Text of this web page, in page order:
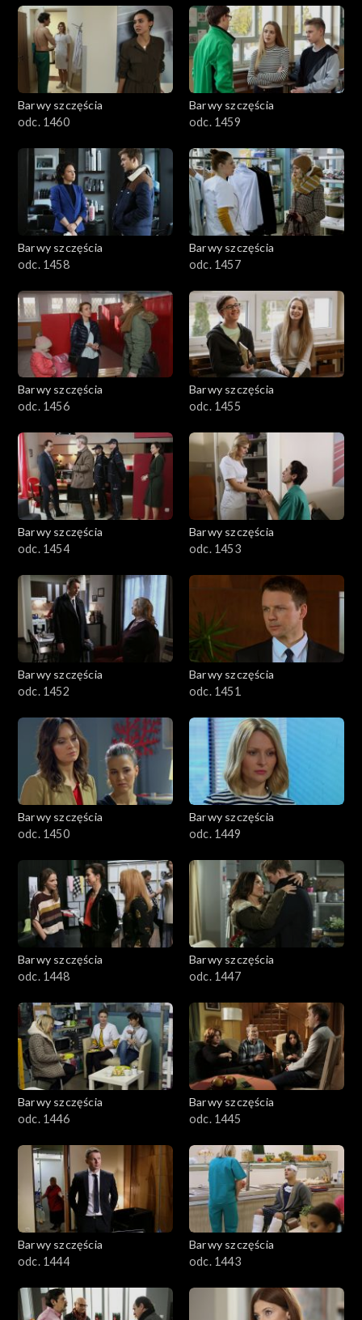
Barwy szczęścia
odc. 1460
Barwy szczęścia
odc. 1459
Barwy szczęścia
odc. 1458
Barwy szczęścia
odc. 1457
Barwy szczęścia
odc. 1456
Barwy szczęścia
odc. 1455
Barwy szczęścia
odc. 1454
Barwy szczęścia
odc. 1453
Barwy szczęścia
odc. 1452
Barwy szczęścia
odc. 1451
Barwy szczęścia
odc. 1450
Barwy szczęścia
odc. 1449
Barwy szczęścia
odc. 1448
Barwy szczęścia
odc. 1447
Barwy szczęścia
odc. 1446
Barwy szczęścia
odc. 1445
Barwy szczęścia
odc. 1444
Barwy szczęścia
odc. 1443